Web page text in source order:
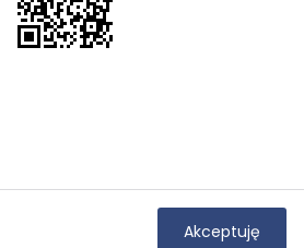
YouTube
Akceptuję